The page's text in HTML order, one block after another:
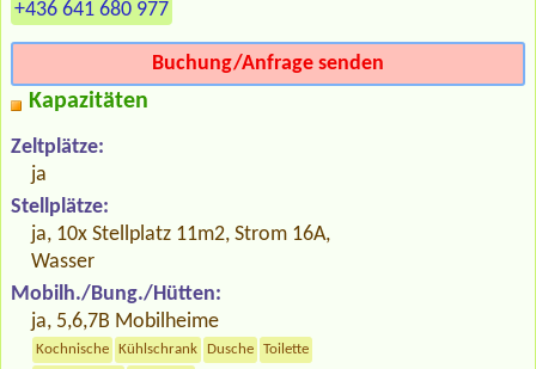
+436 641 680 977
Buchung/Anfrage senden
Kapazitäten
Zeltplätze:
ja
Stellplätze:
ja, 10x Stellplatz 11m2, Strom 16A,
Wasser
Mobilh./Bung./Hütten:
ja, 5,6,7B Mobilheime
Kochnische Kühlschrank Dusche
Toilette